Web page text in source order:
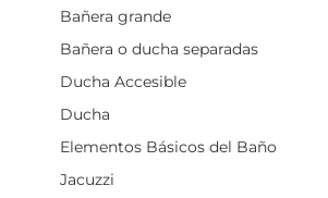
Bañera grande
Bañera o ducha separadas
Ducha Accesible
Ducha
Elementos Básicos del Baño
Jacuzzi